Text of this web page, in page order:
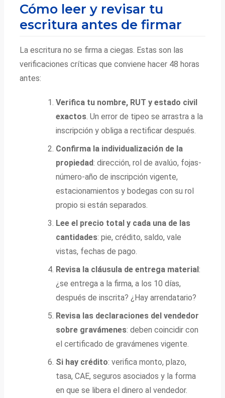
Cómo leer y revisar tu
escritura antes de firmar
La escritura no se firma a ciegas. Estas son las
verificaciones críticas que conviene hacer 48 horas
antes:
Verifica tu nombre, RUT y estado civil
exactos. Un error de tipeo se arrastra a la
inscripción y obliga a rectificar después.
Confirma la individualización de la
propiedad: dirección, rol de avalúo, fojas-
número-año de inscripción vigente,
estacionamientos y bodegas con su rol
propio si están separados.
Lee el precio total y cada una de las
cantidades: pie, crédito, saldo, vale
vistas, fechas de pago.
Revisa la cláusula de entrega material:
¿se entrega a la firma, a los 10 días,
después de inscrita? ¿Hay arrendatario?
Revisa las declaraciones del vendedor
sobre gravámenes: deben coincidir con
el certificado de gravámenes vigente.
Si hay crédito: verifica monto, plazo,
tasa, CAE, seguros asociados y la forma
en que se libera el dinero al vendedor.